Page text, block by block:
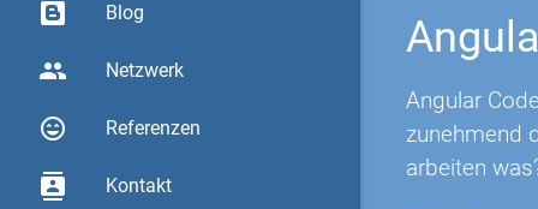
Blog
group Netzwerk
sentiment_very_satisfied Referenzen
contacts Kontakt
Angular
zunehmend
arbeiten